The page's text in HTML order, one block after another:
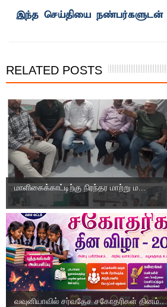
RELATED POSTS
மாளிகைக்காட்டிற்கு நிரந்தர மாற்று ம...
வவுனியாவில் சர்வதேச சகோதரிகள் தினம்...